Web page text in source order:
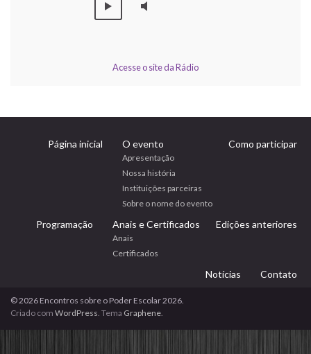
Acesse o site da Rádio
Página inicial O evento
Apresentação
Nossa história
Instituições parceiras
Sobre o nome do evento
Como participar
Programação Anais e Certificados
Anais
Certificados
Edições anteriores
Notícias Contato
© 2026 Encontros sobre o Poder Escolar 2026.
Criado com WordPress . Tema Graphene